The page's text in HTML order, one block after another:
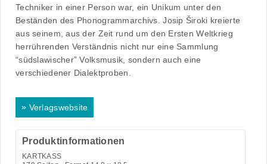
Techniker in einer Person war, ein Unikum unter den
Beständen des Phonogrammarchivs. Josip Široki kreierte
aus seinem, aus der Zeit rund um den Ersten Weltkrieg
herrührenden Verständnis nicht nur eine Sammlung
“südslawischer” Volksmusik, sondern auch eine
verschiedener Dialektproben.
» Verlagswebsite
Produktinformationen
KARTKASS